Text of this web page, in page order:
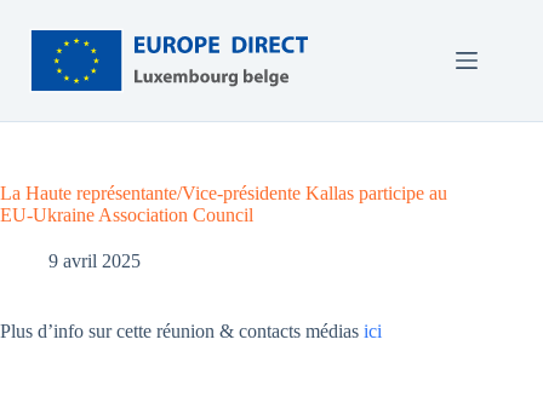
contenu
La Haute représentante/Vice-présidente Kallas participe au
EU-Ukraine Association Council
9 avril 2025
Plus d’info sur cette réunion & contacts médias ici